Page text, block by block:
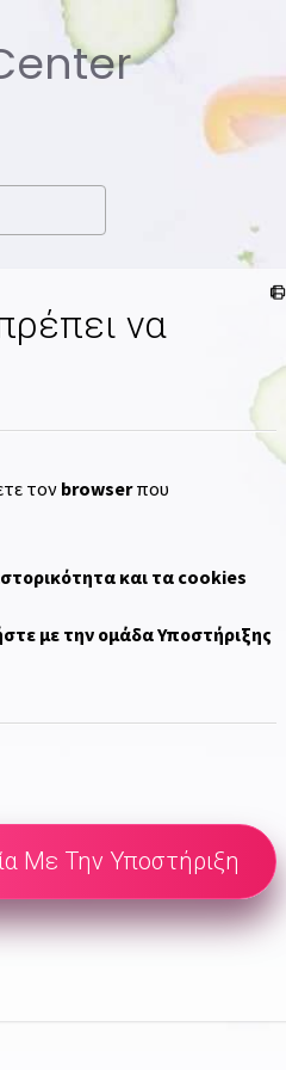
να
τονbrowserπου
και τα cookies
με την ομάδα Υποστήριξης
Με Την Υποστήριξη